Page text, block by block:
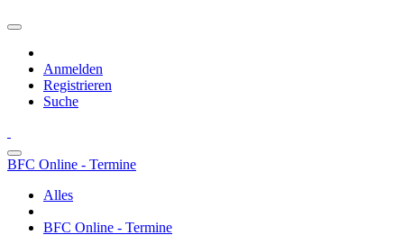
Anmelden
Registrieren
Suche
BFC Online - Termine
Alles
BFC Online - Termine